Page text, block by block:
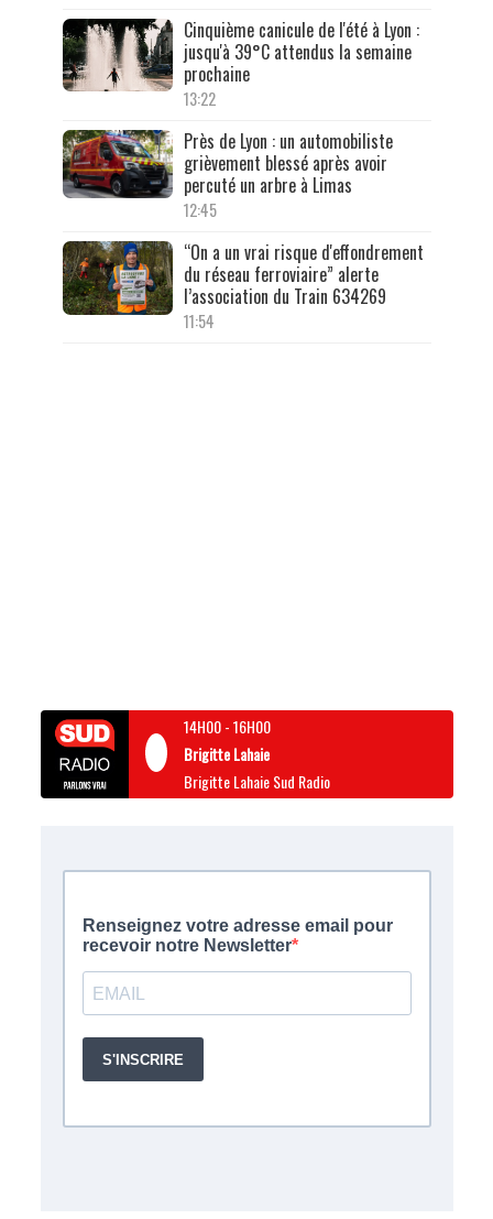
Cinquième canicule de l'été à Lyon :
jusqu'à 39°C attendus la semaine
prochaine
13:22
Près de Lyon : un automobiliste
grièvement blessé après avoir
percuté un arbre à Limas
12:45
“On a un vrai risque d'effondrement
du réseau ferroviaire” alerte
l’association du Train 634269
11:54
14H00-16H00
Brigitte Lahaie
Brigitte Lahaie Sud Radio